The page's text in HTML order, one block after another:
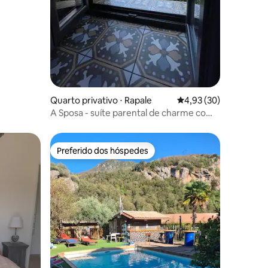
Quarto privativo ⋅ Rapale 4,93 de uma
4,93 (30)
A Sposa - suíte parental de charme com
hóspedes Preferido dos hóspedes
Preferido dos hóspedes